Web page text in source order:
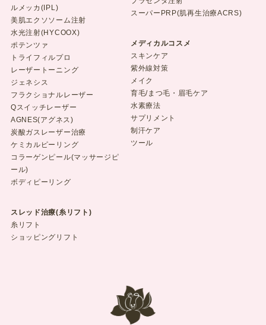
ルメッカ(IPL)
美肌エクソソーム注射
水光注射(HYCOOX)
ポテンツァ
トライフィルプロ
レーザートーニング
ジェネシス
フラクショナルレーザー
Qスイッチレーザー
AGNES(アグネス)
炭酸ガスレーザー治療
ケミカルピーリング
コラーゲンピール(マッサージピ
ール)
ボディピーリング
スレッド治療(糸リフト)
糸リフト
ショッピングリフト
スーパーPRP(肌再生治療ACRS)
メディカルコスメ
スキンケア
紫外線対策
メイク
育毛/まつ毛・眉毛ケア
水素療法
サプリメント
制汗ケア
ツール